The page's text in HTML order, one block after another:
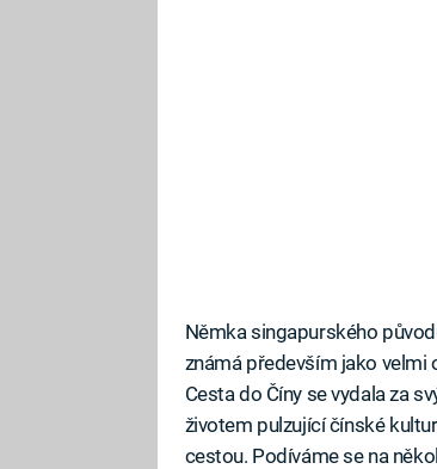
Němka singapurského
známá především jako
Cesta do Číny se vydala za
životem pulzující čínské
cestou. Podíváme se na